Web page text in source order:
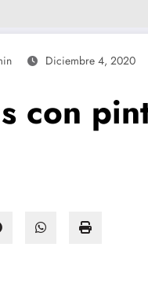
Diciembre 4, 2020
con